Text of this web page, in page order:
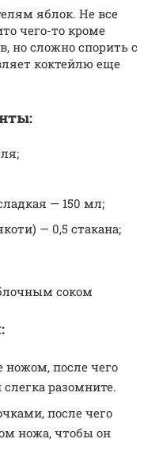
яблок. Не все
чего-то кроме
но сложно спорить с
коктейлю еще
— 150 мл;
— 0,5 стакана;
соком
после чего
разомните.
после чего
ножа, чтобы он